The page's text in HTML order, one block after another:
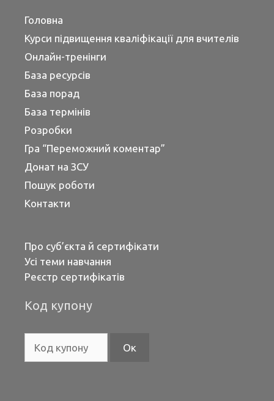
Головна
Курси підвищення кваліфікації для вчителів
Онлайн-тренінги
База ресурсів
База порад
База термінів
Розробки
Гра “Переможний коментар”
Донат на ЗСУ
Пошук роботи
Контакти
Про суб’єкта й сертифікати
Усі теми навчання
Реєстр сертифікатів
Код купону